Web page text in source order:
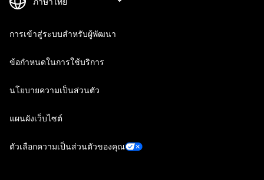
การเข้าสู่ระบบสำหรับผู้พัฒนา
ข้อกำหนดในการใช้บริการ
นโยบายความเป็นส่วนตัว
แผนผังเว็บไซต์
ตัวเลือกความเป็นส่วนตัวของคุณ